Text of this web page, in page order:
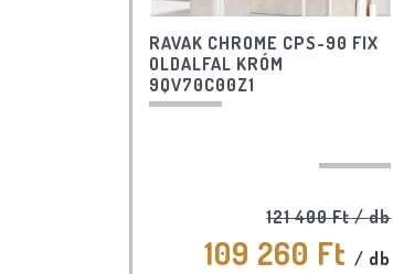
RAVAK CHROME CPS-90 FIX
OLDALFAL KRÓM
9QV70C00Z1
121 400 Ft/ db
109 260 Ft/ db